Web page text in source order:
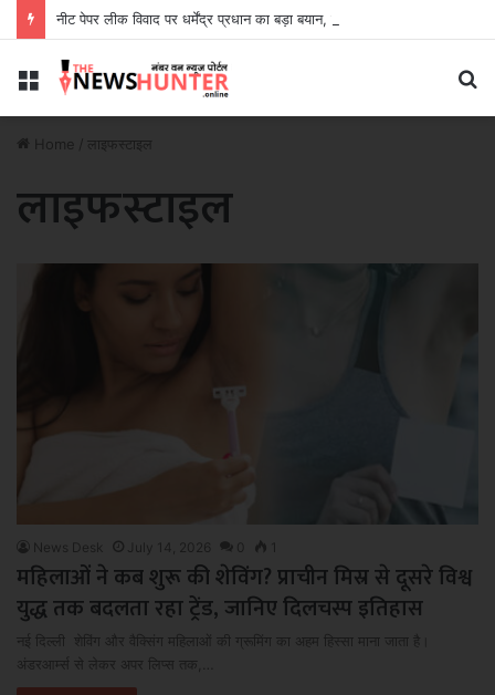
Menu
Home / लाइफस्टाइल
लाइफस्टाइल
News Desk July 14, 2026 0 1
महिलाओं ने कब शुरू की शेविंग? प्राचीन मिस्र से दूसरे विश्व
युद्ध तक बदलता रहा ट्रेंड, जानिए दिलचस्प इतिहास
नई दिल्ली शेविंग और वैक्सिंग महिलाओं की ग्रूमिंग का अहम हिस्सा माना जाता है।
अंडरआर्म्स से लेकर अपर लिप्स तक,…